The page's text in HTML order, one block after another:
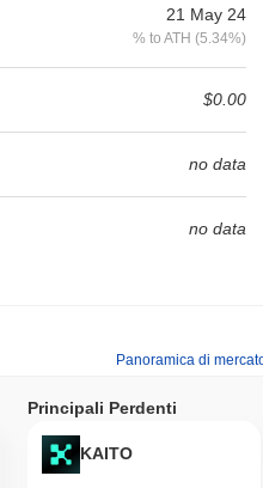
21 May 24
% to ATH (5.34%)
$0.00
no data
no data
Panoramica di
Principali Perdenti
KAITO